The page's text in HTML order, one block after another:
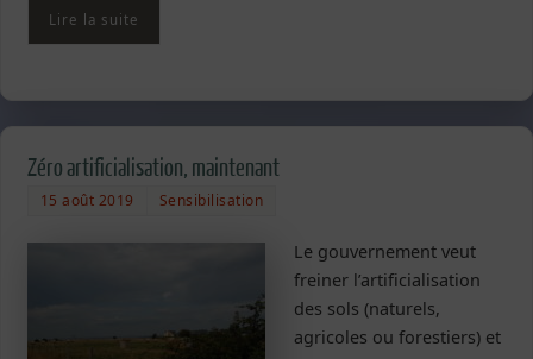
Lire la suite
Zéro artificialisation, maintenant
15 août 2019 Sensibilisation
Le gouvernement veut
freiner l’artificialisation
des sols (naturels,
agricoles ou forestiers) et